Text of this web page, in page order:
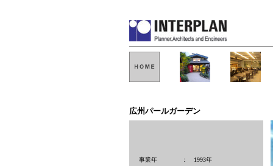
広州パールガーデン
事業年 ： 1993年